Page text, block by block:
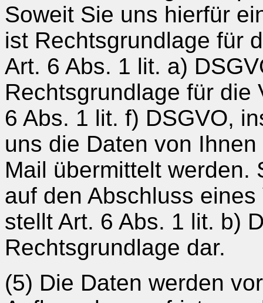
Soweit Sie uns hierfür
ist Rechtsgrundlage für
Art. 6 Abs. 1 lit. a)
Rechtsgrundlage für die
6 Abs. 1 lit. f) DSGVO,
uns die Daten von
Mail übermittelt werden.
auf den Abschluss
stellt Art. 6 Abs. 1 lit. b)
Rechtsgrundlage dar.
(5) Die Daten werden